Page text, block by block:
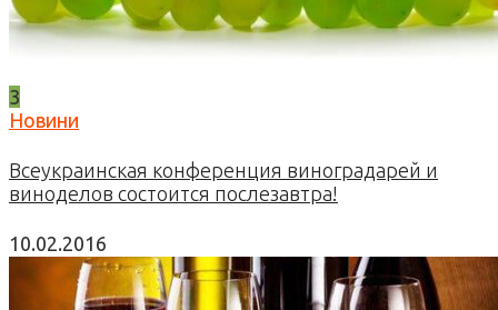
3
Новини
Всеукраинская конференция виноградарей и
виноделов состоится послезавтра!
10.02.2016